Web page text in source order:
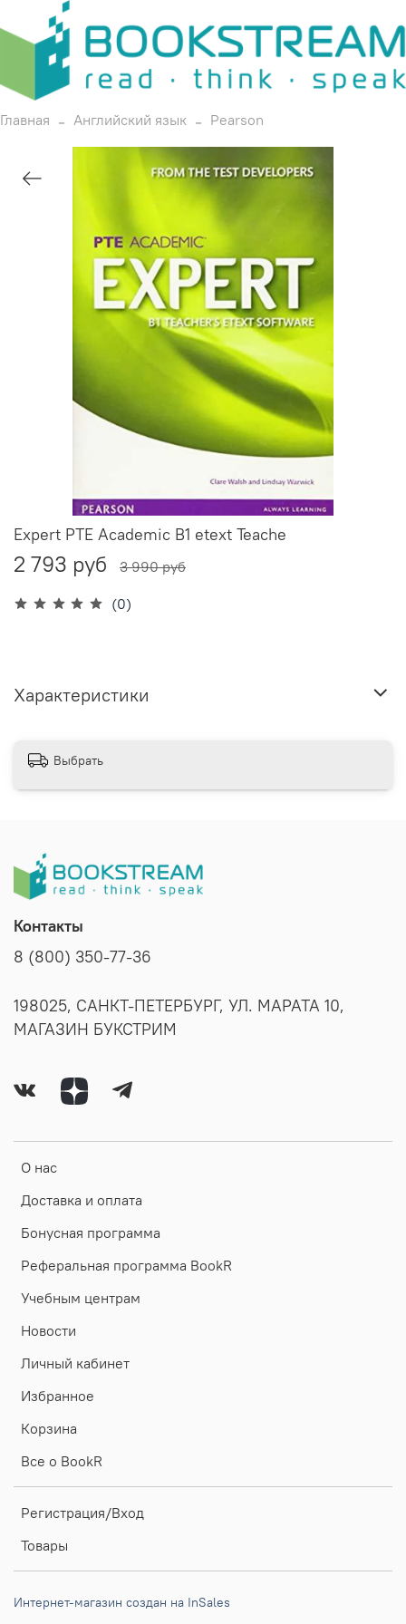
Главная Английский язык Pearson
(0)
Expert PTE Academic B1 etext Teache
2 793 руб 3 990 руб
Характеристики
Выбрать
О нас
Доставка и оплата
Бонусная программа
Реферальная программа BookR
Учебным центрам
Новости
Личный кабинет
Избранное
Корзина
Все о BookR
Регистрация/Вход
Товары
Контакты
8 (800) 350-77-36
198025, САНКТ-ПЕТЕРБУРГ, УЛ. МАРАТА 10,
МАГАЗИН БУКСТРИМ
Интернет-магазин создан на InSales